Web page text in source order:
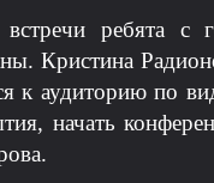
ребята с
Кристина
к аудиторию по
начать